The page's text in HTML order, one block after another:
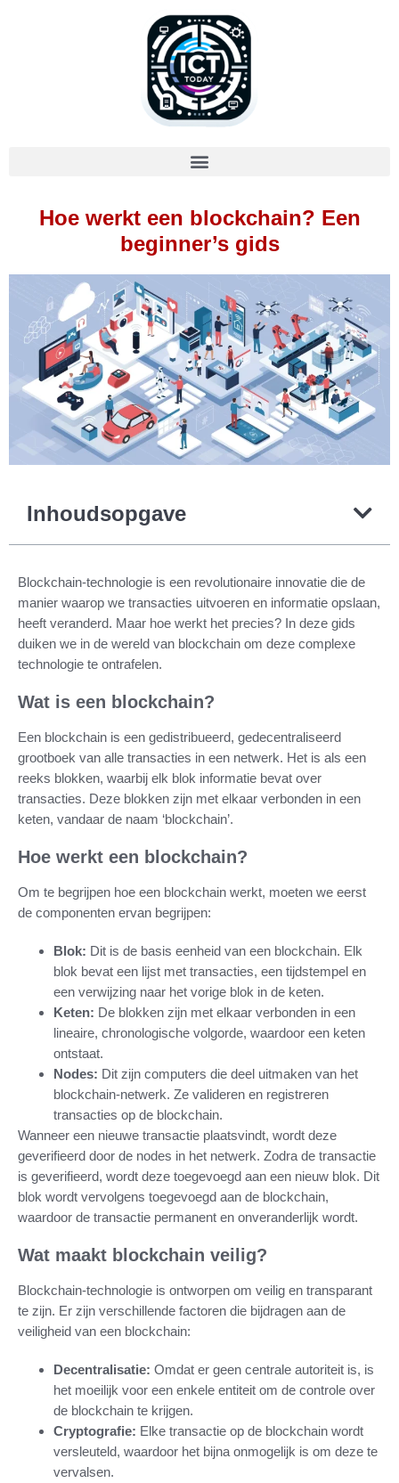
Hoe werkt een blockchain? Een
beginner’s gids
Inhoudsopgave
Blockchain-technologie is een revolutionaire innovatie die de
manier waarop we transacties uitvoeren en informatie opslaan,
heeft veranderd. Maar hoe werkt het precies? In deze gids
duiken we in de wereld van blockchain om deze complexe
technologie te ontrafelen.
Wat is een blockchain?
Een blockchain is een gedistribueerd, gedecentraliseerd
grootboek van alle transacties in een netwerk. Het is als een
reeks blokken, waarbij elk blok informatie bevat over
transacties. Deze blokken zijn met elkaar verbonden in een
keten, vandaar de naam ‘blockchain’.
Hoe werkt een blockchain?
Om te begrijpen hoe een blockchain werkt, moeten we eerst
de componenten ervan begrijpen:
Blok: Dit is de basis eenheid van een blockchain. Elk
blok bevat een lijst met transacties, een tijdstempel en
een verwijzing naar het vorige blok in de keten.
Keten: De blokken zijn met elkaar verbonden in een
lineaire, chronologische volgorde, waardoor een keten
ontstaat.
Nodes: Dit zijn computers die deel uitmaken van het
blockchain-netwerk. Ze valideren en registreren
transacties op de blockchain.
Wanneer een nieuwe transactie plaatsvindt, wordt deze
geverifieerd door de nodes in het netwerk. Zodra de transactie
is geverifieerd, wordt deze toegevoegd aan een nieuw blok. Dit
blok wordt vervolgens toegevoegd aan de blockchain,
waardoor de transactie permanent en onveranderlijk wordt.
Wat maakt blockchain veilig?
Blockchain-technologie is ontworpen om veilig en transparant
te zijn. Er zijn verschillende factoren die bijdragen aan de
veiligheid van een blockchain:
Decentralisatie: Omdat er geen centrale autoriteit is, is
het moeilijk voor een enkele entiteit om de controle over
de blockchain te krijgen.
Cryptografie: Elke transactie op de blockchain wordt
versleuteld, waardoor het bijna onmogelijk is om deze te
vervalsen.